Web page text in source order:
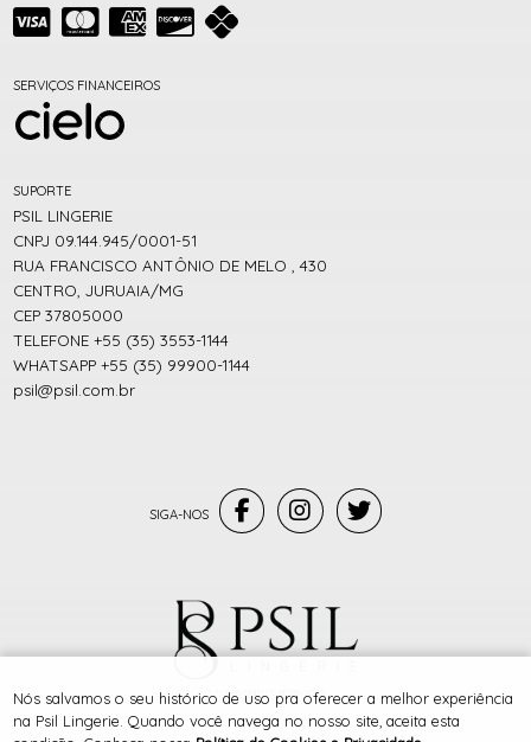
SERVIÇOS FINANCEIROS
SUPORTE
PSIL LINGERIE
CNPJ 09.144.945/0001-51
RUA FRANCISCO ANTÔNIO DE MELO , 430
CENTRO, JURUAIA/MG
CEP 37805000
TELEFONE +55 (35) 3553-1144
WHATSAPP +55 (35) 99900-1144
psil@psil.com.br
® TODOS DIREITOS RESERVADOS
Nós salvamos o seu histórico de uso pra oferecer a melhor experiência
na Psil Lingerie. Quando você navega no nosso site, aceita esta